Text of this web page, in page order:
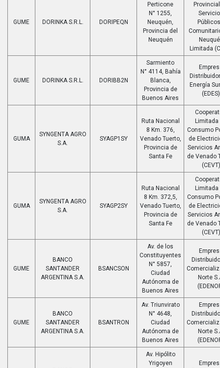
GUME DORINKA S.R.L. DORIPEQN
Perticone
N° 1255,
Neuquén,
Provincia del
Neuquén
Limitada
GUME DORINKA S.R.L. DORIBB2N
Sarmiento
N° 4114, Bahía
Blanca,
Provincia de
Buenos Aires
Energía
(EDES)
GUMA
SYNGENTA AGRO
S.A.
SYAGP1SY
Ruta Nacional
8 Km. 376,
Venado Tuerto,
Provincia de
Santa Fe
Limitada
Consumo
de
Servicios
de Venado
(CEVT)
GUMA
SYNGENTA AGRO
S.A.
SYAGP2SY
Ruta Nacional
8 Km. 372,5,
Venado Tuerto,
Provincia de
Santa Fe
Limitada
Consumo
de
Servicios
de Venado
(CEVT)
GUME
BANCO
SANTANDER
ARGENTINA S.A.
BSANCSON
Av. de los
Constituyentes
N° 5857,
Ciudad
Autónoma de
Buenos Aires
Norte
GUME
BANCO
SANTANDER
ARGENTINA S.A.
BSANTRON
Av. Triunvirato
N° 4648,
Ciudad
Autónoma de
Buenos Aires
Norte
Av. Hipólito
Yrigoyen